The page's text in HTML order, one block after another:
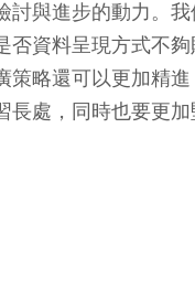
討與進步的動力。
否資料呈現方式不
策略還可以更加精
長處，同時也要更